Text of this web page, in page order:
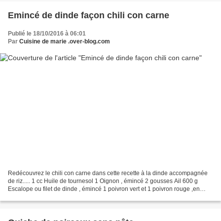
Emincé de dinde façon chili con carne
Publié le 18/10/2016 à 06:01
Par Cuisine de marie .over-blog.com
Redécouvrez le chili con carne dans cette recette à la dinde accompagnée
de riz..... 1 cc Huile de tournesol 1 Oignon , émincé 2 gousses Ail 600 g
Escalope ou filet de dinde , émincé 1 poivron vert et 1 poivron rouge ,en